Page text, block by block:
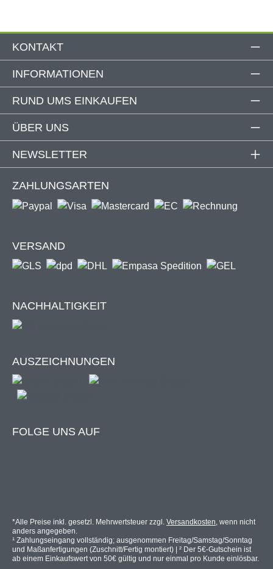
Windstärkebereich: 1 – 50 km/h
Farbe: Weiß
Reichweite: > 40 m
Funkfrequenz 1: 868 Mhz
Funkfrequenz 2: 433 Mhz
Netzleistung: 220 V / 50 Hz
2 Jahre Garantie
Wahl des richtigen Sensors
sic
E
D
manueller
Volant
elektrische
r Volant
Volant*
enz 1
zusätzliche LED-Beleuchtung oder Volant.
Frequenz 2 notwendig.
KONTAKT
INFORMATIONEN
RUND UMS EINKAUFEN
ÜBER UNS
NEWSLETTER
ZAHLUNGSARTEN
VERSAND
NACHHALTIGKEIT
AUSZEICHNUNGEN
FOLGE UNS AUF
*Alle Preise inkl. gesetzl. Mehrwertsteuer zzgl. Versandkosten, wenn nicht
anders angegeben.
¹ Zahlungseingang vollständig; ausgenommen Freitag/Samstag/Sonntag
und Maßanfertigungen (Zuschnitt/Fertig montiert) | ² Der 5€-Gutschein ist
ab einem Einkaufswert von 50€ gültig und nur einmal pro Kunde einlösbar.